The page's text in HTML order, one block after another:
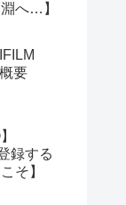
へ…】
要
録する
そ】